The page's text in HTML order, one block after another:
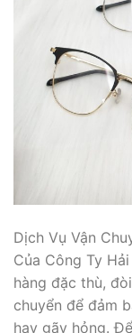
Dịch Vụ Vận
Của Công Ty
hàng đặc thù,
chuyển để đảm
hay gãy hỏng.